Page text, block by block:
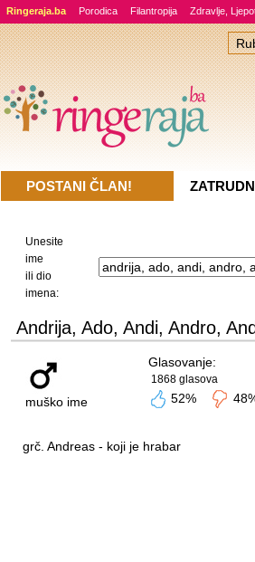
Ringeraja.ba Porodica Filantropija Zdravlje,
Unesite
ime
ili dio
imena:
Andrija, Ado, Andi, Andro,
muško ime
Glasovanje:
1868 glasova
52%
grč. Andreas - koji je hrabar
POSTANI ČLAN!